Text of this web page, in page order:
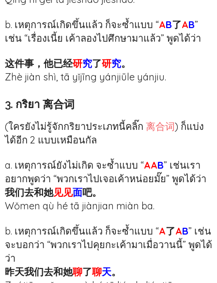
b. เหตุการณ์เกิดขึ้นแล้ว ก็จะซ้ำแบบ “AB了AB”
เช่น “เรื่องเนี้ย เค้าลองไปศึกษามาแล้ว” พูดได้ว่า
这件事，他已经研究了研究。
Zhè jiàn shì, tā yǐjīng yánjiūle yánjiu.
3. กริยา 离合词
(ใครยังไม่รู้จักกริยาประเภทนี้คลิ๊ก 离合词) ก็แบ่ง
ได้อีก 2 แบบเหมือนกัล
a. เหตุการณ์ยังไม่เกิด จะซ้ำแบบ “AAB” เช่นเรา
อยากพูดว่า “พวกเราไปเจอเค้าหน่อยมั๊ย” พูดได้ว่า
我们去和她见见面吧。
Wǒmen qù hé tā jiànjian miàn ba.
b. เหตุการณ์เกิดขึ้นแล้ว ก็จะซ้ำแบบ “A了AB” เช่น
จะบอกว่า “พวกเราไปคุยกะเค้ามาเมื่อวานนี้” พูดได้
ว่า
昨天我们去和她聊了聊天。